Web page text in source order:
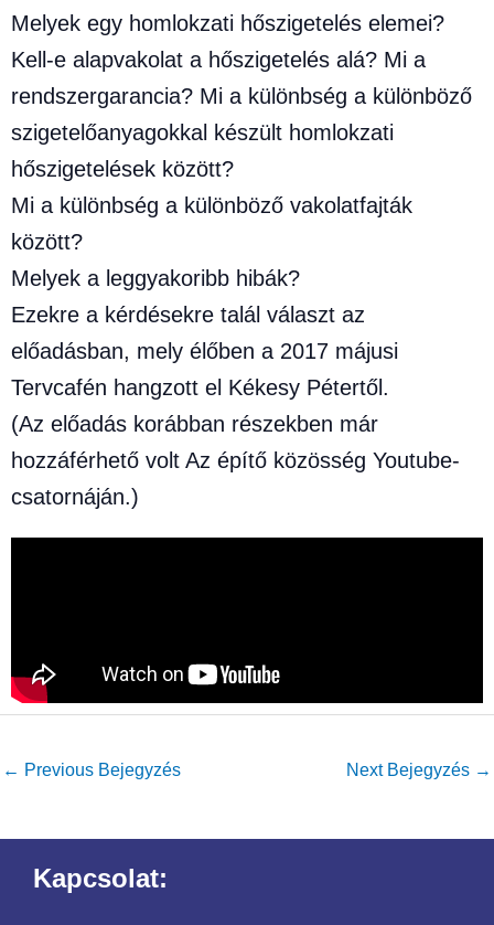
Melyek egy homlokzati hőszigetelés elemei?
Kell-e alapvakolat a hőszigetelés alá? Mi a
rendszergarancia? Mi a különbség a különböző
szigetelőanyagokkal készült homlokzati
hőszigetelések között?
Mi a különbség a különböző vakolatfajták
között?
Melyek a leggyakoribb hibák?
Ezekre a kérdésekre talál választ az
előadásban, mely élőben a 2017 májusi
Tervcafén hangzott el Kékesy Pétertől.
(Az előadás korábban részekben már
hozzáférhető volt Az építő közösség Youtube-
csatornáján.)
← Previous Bejegyzés Next Bejegyzés →
Kapcsolat: